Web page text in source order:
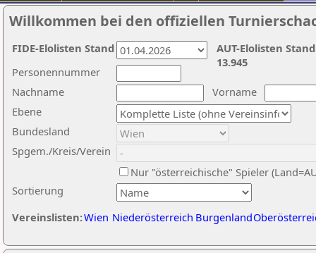
Willkommen bei den offiziellen
Nachname
Vorname
Ebene
Sortierung
Personennummer
Bundesland
Spgem./Kreis/Verein
Nur "österreichische" Spieler
Vereinslisten:Wien Niederösterreich Burgenland
AUT-Elolisten
13.945
FIDE-Elolisten Stand